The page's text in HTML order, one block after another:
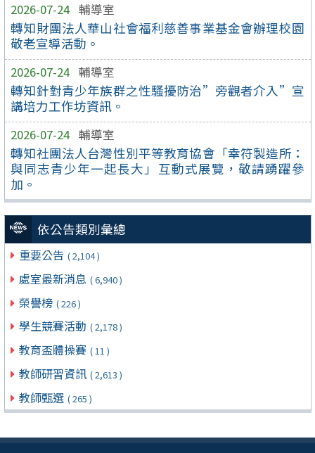
2026-07-24 輔導室
轉知財團法人華山社會福利慈善事業基金會辦理校園
敬老宣導活動。
2026-07-24 輔導室
轉知針對青少年族群之性騷擾防治”旁觀者介入”宣
講培力工作坊資訊。
2026-07-24 輔導室
轉知社團法人台灣性別平等教育協會「幸符製造所：
與同志青少年一起長大」互動式展覽，敬請踴躍參
加。
依公告類別彙總
重要公告 ( 2,104 )
處室最新消息 ( 6,940 )
榮譽榜 ( 226 )
學生競賽活動 ( 2,178 )
教育盃體操賽 ( 11 )
教師研習資訊 ( 2,613 )
教師甄選 ( 265 )